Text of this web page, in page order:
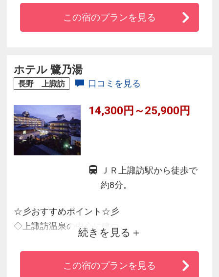
するアーバンリゾートでお待ちしております。
この宿のプランを見る
ホテル 鷺乃湯
長野 上諏訪 口コミを見る
14,300円～25,900円
ＪＲ上諏訪駅から徒歩で
約8分。
☆彡おすすめポイント☆彡
◇上諏訪温泉の中心に建つ
◇「芯から温まる自家源泉」と「心を癒す日本
庭園」
◇信州の味覚を取り入れた和食会席料理が絶品
続きを見る
この宿のプランを見る